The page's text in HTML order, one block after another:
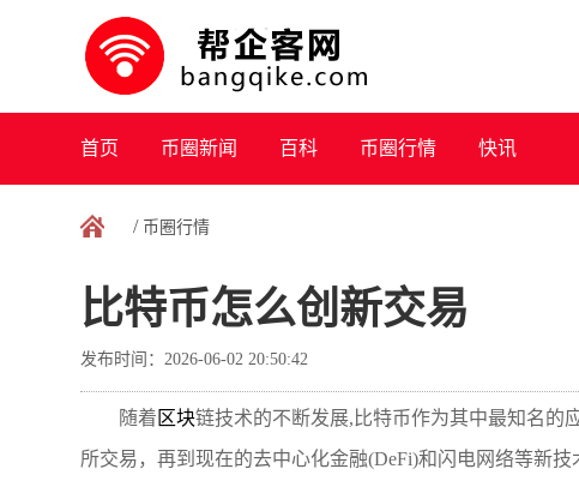
首页 币圈新闻 百科 币圈行情 快讯
/ 币圈行情
比特币怎么创新交易
发布时间：2026-06-02 20:50:42
随着 区块链技术的不断发展,比特币作为其中最知名的
所交易，再到现在的去中心化金融(DeFi)和闪电网络等新